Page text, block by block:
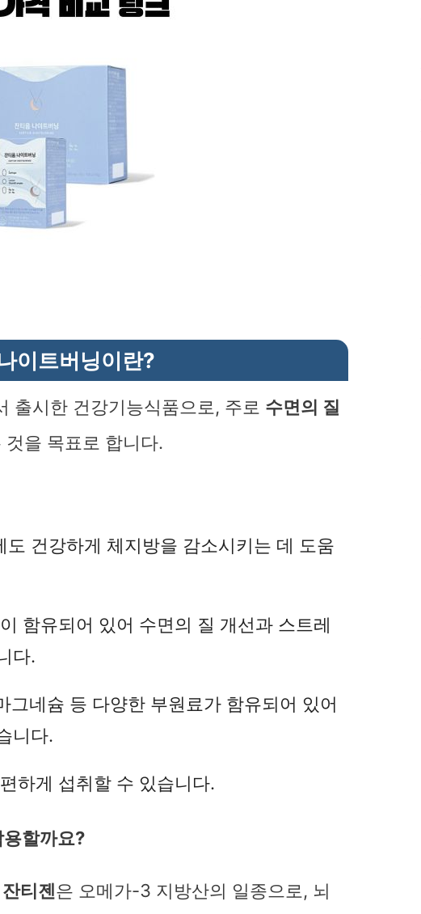
이트버닝이란?
출시한 건강기능식품으로, 주로 수면의 질
것을 목표로 합니다.
도 건강하게 체지방을 감소시키는 데 도움
함유되어 있어 수면의 질 개선과 스트레
다.
그네슘 등 다양한 부원료가 함유되어 있어
니다.
하게 섭취할 수 있습니다.
할까요?
잔티젠은 오메가-3 지방산의 일종으로, 뇌